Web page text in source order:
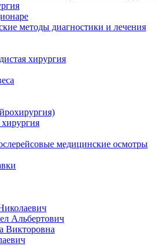
методы диагностики и лечения
хирургия
медицинские осмотры
Альбертович
Викторовна